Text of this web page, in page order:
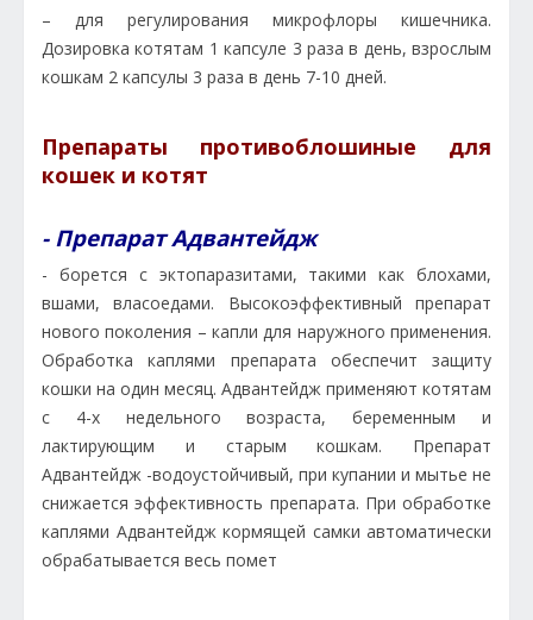
– для регулирования микрофлоры кишечника.
Дозировка котятам 1 капсуле 3 раза в день, взрослым
кошкам 2 капсулы 3 раза в день 7-10 дней.
Препараты противоблошиные для
кошек и котят
- Препарат Адвантейдж
- борется с эктопаразитами, такими как блохами,
вшами, власоедами. Высокоэффективный препарат
нового поколения – капли для наружного применения.
Обработка каплями препарата обеспечит защиту
кошки на один месяц. Адвантейдж применяют котятам
с 4-х недельного возраста, беременным и
лактирующим и старым кошкам. Препарат
Адвантейдж -водоустойчивый, при купании и мытье не
снижается эффективность препарата. При обработке
каплями Адвантейдж кормящей самки автоматически
обрабатывается весь помет